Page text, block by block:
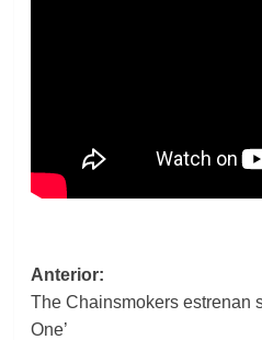
Navegación
de
Anterior:
The Chainsmokers estrenan
One’